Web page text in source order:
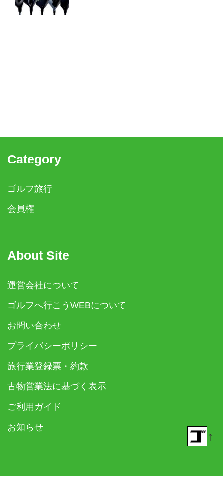
Category
ゴルフ旅行
会員権
About Site
運営会社について
ゴルフへ行こうWEBについて
お問い合わせ
プライバシーポリシー
旅行業登録票・約款
古物営業法に基づく表示
ご利用ガイド
お知らせ
↑